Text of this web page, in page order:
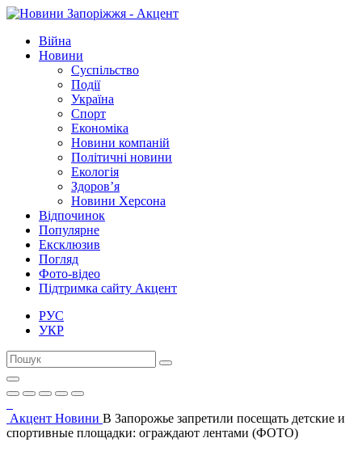
Війна
Новини
Суспільство
Події
Україна
Спорт
Економіка
Новини компаній
Політичні новини
Екологія
Здоров’я
Новини Херсона
Відпочинок
Популярне
Ексклюзив
Погляд
Фото-відео
Підтримка сайту Акцент
РУС
УКР
Акцент Новини В Запорожье запретили посещать детские и
спортивные площадки: ограждают лентами (ФОТО)